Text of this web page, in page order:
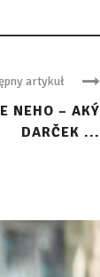
artykuł
NEHO – AKÝ
DARČEK ...